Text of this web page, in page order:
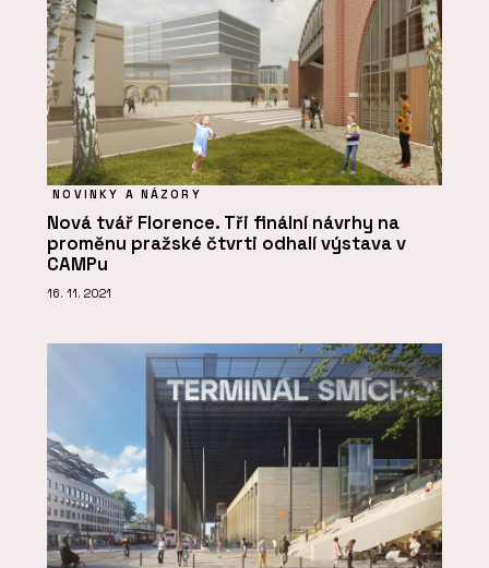
NOVINKY A NÁZORY
Nová tvář Florence. Tři finální návrhy na
proměnu pražské čtvrti odhalí výstava v
CAMPu
16. 11. 2021